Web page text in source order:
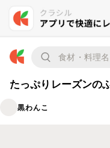
たっぷりレーズンの
黒わんこ